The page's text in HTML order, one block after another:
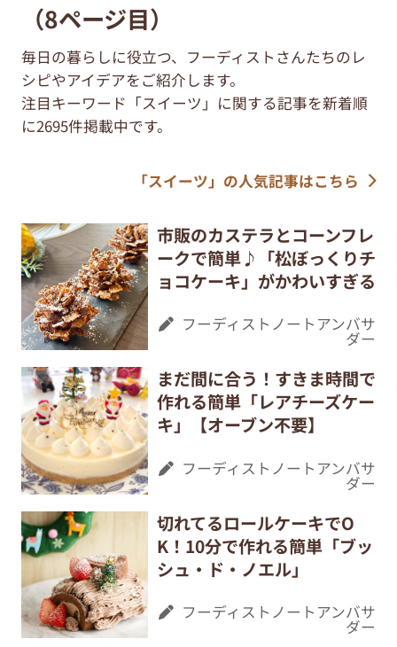
（8ページ目）
毎日の暮らしに役立つ、フーディストさんたちのレ
シピやアイデアをご紹介します。
注目キーワード「スイーツ」に関する記事を新着順
に2695件掲載中です。
「スイーツ」の人気記事はこちら
市販のカステラとコーンフレ
ークで簡単♪「松ぼっくりチ
ョコケーキ」がかわいすぎる
フーディストノートアンバサ
ダー
まだ間に合う！すきま時間で
作れる簡単「レアチーズケー
キ」【オーブン不要】
フーディストノートアンバサ
ダー
切れてるロールケーキでO
K！10分で作れる簡単「ブッ
シュ・ド・ノエル」
フーディストノートアンバサ
ダー